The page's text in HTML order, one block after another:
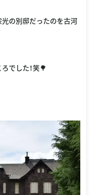
の別邸だったのを古河
でした！笑🌳